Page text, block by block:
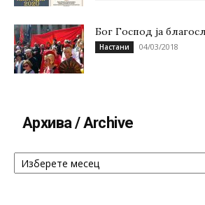
Бог Господ ја
Настани 04/03/2018
Архива / Archive
Архива